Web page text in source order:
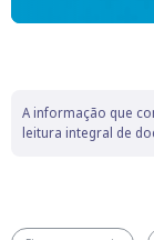
A informação que
leitura integral de